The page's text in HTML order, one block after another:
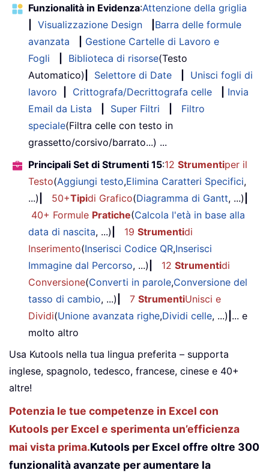
Funzionalità in Evidenza:Attenzione della griglia
Visualizzazione Design
Barra delle formule
avanzata
Gestione Cartelle di Lavoro e
Fogli
Biblioteca di risorse(Testo
Automatico)
Selettore di Date
Unisci fogli di
lavoro
Crittografa/Decrittografa celle
Invia
Email da Lista
Super Filtri
Filtro
speciale(Filtra celle con testo in
grassetto/corsivo/barrato...) ...
Principali Set di Strumenti 15:12 Strumentiper il
Testo(Aggiungi testo,Elimina Caratteri Specifici,
...)
50+Tipidi Grafico(Diagramma di Gantt, ...)
40+ Formule Pratiche(Calcola l'età in base alla
data di nascita, ...) 19 Strumentidi
Inserimento(Inserisci Codice QR,Inserisci
Immagine dal Percorso, ...) 12 Strumentidi
Conversione(Converti in parole,Conversione del
tasso di cambio, ...) 7 StrumentiUnisci e
Dividi(Unione avanzata righe,Dividi celle, ...) ... e
molto altro
Usa Kutools nella tua lingua preferita – supporta
inglese, spagnolo, tedesco, francese, cinese e 40+
altre!
Potenzia le tue competenze in Excel con
Kutools per Excel e sperimenta un’efficienza
mai vista prima.Kutools per Excel offre oltre 300
funzionalità avanzate per aumentare la